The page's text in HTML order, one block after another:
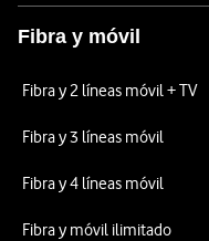
Fibra y móvil
Fibra y 2 líneas móvil + TV
Fibra y 3 líneas móvil
Fibra y 4 líneas móvil
Fibra y móvil ilimitado